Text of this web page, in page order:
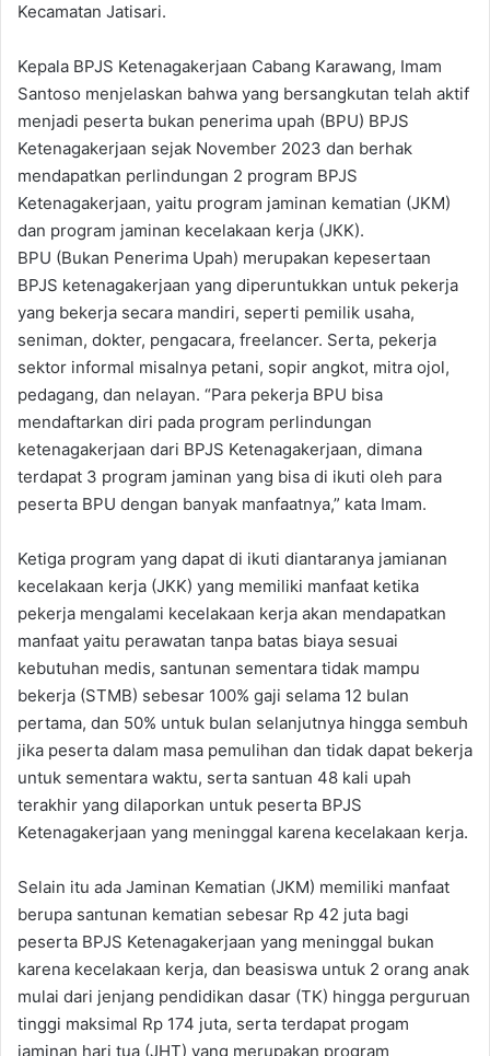
Kecamatan Jatisari.
Kepala BPJS Ketenagakerjaan Cabang Karawang, Imam
Santoso menjelaskan bahwa yang bersangkutan telah aktif
menjadi peserta bukan penerima upah (BPU) BPJS
Ketenagakerjaan sejak November 2023 dan berhak
mendapatkan perlindungan 2 program BPJS
Ketenagakerjaan, yaitu program jaminan kematian (JKM)
dan program jaminan kecelakaan kerja (JKK).
BPU (Bukan Penerima Upah) merupakan kepesertaan
BPJS ketenagakerjaan yang diperuntukkan untuk pekerja
yang bekerja secara mandiri, seperti pemilik usaha,
seniman, dokter, pengacara, freelancer. Serta, pekerja
sektor informal misalnya petani, sopir angkot, mitra ojol,
pedagang, dan nelayan. “Para pekerja BPU bisa
mendaftarkan diri pada program perlindungan
ketenagakerjaan dari BPJS Ketenagakerjaan, dimana
terdapat 3 program jaminan yang bisa di ikuti oleh para
peserta BPU dengan banyak manfaatnya,” kata Imam.
Ketiga program yang dapat di ikuti diantaranya jamianan
kecelakaan kerja (JKK) yang memiliki manfaat ketika
pekerja mengalami kecelakaan kerja akan mendapatkan
manfaat yaitu perawatan tanpa batas biaya sesuai
kebutuhan medis, santunan sementara tidak mampu
bekerja (STMB) sebesar 100% gaji selama 12 bulan
pertama, dan 50% untuk bulan selanjutnya hingga sembuh
jika peserta dalam masa pemulihan dan tidak dapat bekerja
untuk sementara waktu, serta santuan 48 kali upah
terakhir yang dilaporkan untuk peserta BPJS
Ketenagakerjaan yang meninggal karena kecelakaan kerja.
Selain itu ada Jaminan Kematian (JKM) memiliki manfaat
berupa santunan kematian sebesar Rp 42 juta bagi
peserta BPJS Ketenagakerjaan yang meninggal bukan
karena kecelakaan kerja, dan beasiswa untuk 2 orang anak
mulai dari jenjang pendidikan dasar (TK) hingga perguruan
tinggi maksimal Rp 174 juta, serta terdapat progam
jaminan hari tua (JHT) yang merupakan program